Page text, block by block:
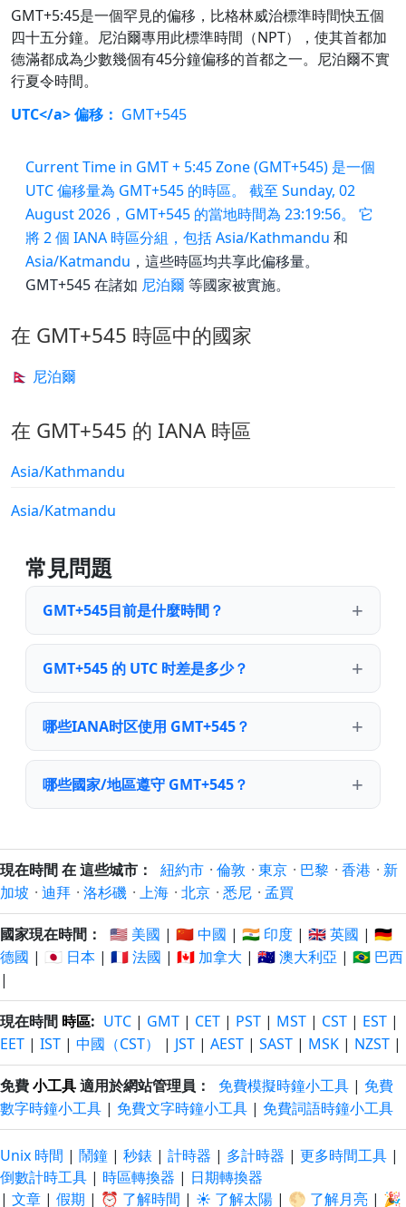
GMT+5:45是一個罕見的偏移，比格林威治標準時間快五個
四十五分鐘。尼泊爾專用此標準時間（NPT），使其首都加
德滿都成為少數幾個有45分鐘偏移的首都之一。尼泊爾不實
行夏令時間。
UTC</a> 偏移： GMT+545
Current Time in GMT + 5:45 Zone (GMT+545) 是一個
UTC 偏移量為 GMT+545 的時區。 截至 Sunday, 02
August 2026，GMT+545 的當地時間為 23:19:56。 它
將 2 個 IANA 時區分組，包括Asia/Kathmandu 和
Asia/Katmandu ，這些時區均共享此偏移量。
GMT+545 在諸如 尼泊爾等國家被實施。
在 GMT+545 時區中的國家
🇳🇵 尼泊爾
在 GMT+545 的 IANA 時區
Asia/Kathmandu
Asia/Katmandu
常見問題
GMT+545目前是什麼時間？
GMT+545 的 UTC 时差是多少？
哪些IANA时区使用 GMT+545？
哪些國家/地區遵守 GMT+545？
現在時間 在 這些城市： 紐約市 · 倫敦 · 東京 · 巴黎 · 香港 · 新
加坡 · 迪拜 · 洛杉磯 · 上海 · 北京 · 悉尼 · 孟買
國家現在時間： 🇺🇸 美國 | 🇨🇳 中國 | 🇮🇳 印度 | 🇬🇧 英國 | 🇩🇪
德國 | 🇯🇵 日本 | 🇫🇷 法國 | 🇨🇦 加拿大 | 🇦🇺 澳大利亞 | 🇧🇷 巴西
|
現在時間 時區: UTC | GMT | CET | PST | MST | CST | EST |
EET | IST | 中國（CST） | JST | AEST | SAST | MSK | NZST |
免費小工具適用於網站管理員： 免費模擬時鐘小工具 | 免費
數字時鐘小工具 | 免費文字時鐘小工具 | 免費詞語時鐘小工具
Unix 時間 | 鬧鐘 | 秒錶 | 計時器 | 多計時器 | 更多時間工具 |
倒數計時工具 | 時區轉換器 | 日期轉換器
| 文章 | 假期 | ⏰ 了解時間 | ☀️ 了解太陽 | 🌕 了解月亮 | 🎉